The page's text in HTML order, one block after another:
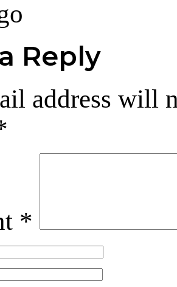
Reply
address will
*